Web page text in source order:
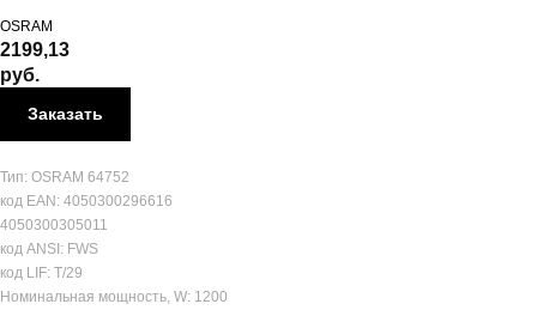
OSRAM
2199,13
руб.
Заказать
Тип: OSRAM 64752
код EAN: 4050300296616
4050300305011
код ANSI: FWS
код LIF: T/29
Номинальная мощность, W: 1200